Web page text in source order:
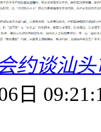
约谈汕
日